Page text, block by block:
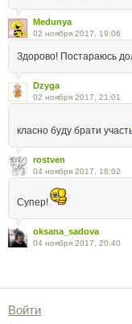
Medunya
02 ноября 2017, 19:06
Здорово! Постараюсь
Dzyga
02 ноября 2017, 21:01
класно буду брати
rostven
04 ноября 2017, 18:02
Супер!
oksana_sadova
04 ноября 2017, 20:40
Войти